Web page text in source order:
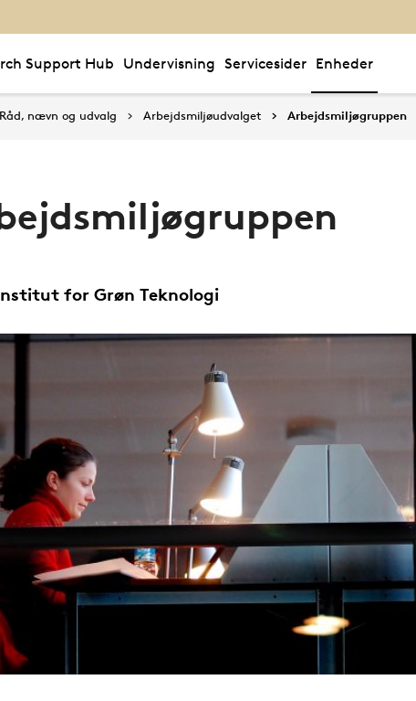
Support Hub Undervisning Servicesider Enheder
Råd, nævn og udvalg Arbejdsmiljøudvalget Arbejdsmiljøgruppen
for Grøn Teknologi